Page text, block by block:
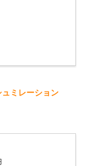
ミレーション